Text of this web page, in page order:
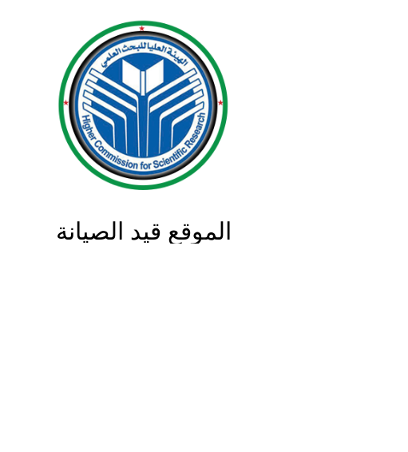
الموقع قيد الصيانة